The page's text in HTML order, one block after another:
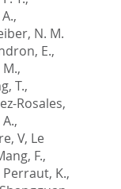
,
N. M.
E.,
,
T.,
Rosales,
,
V, Le
F.,
Perraut, K.,